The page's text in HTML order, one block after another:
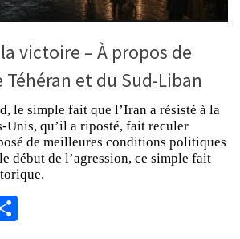
victoire – À propos de
et du Sud-Liban
le simple fait que l’Iran a résisté à la
Unis, qu’il a riposté, fait reculer
de meilleures conditions politiques
début de l’agression, ce simple fait